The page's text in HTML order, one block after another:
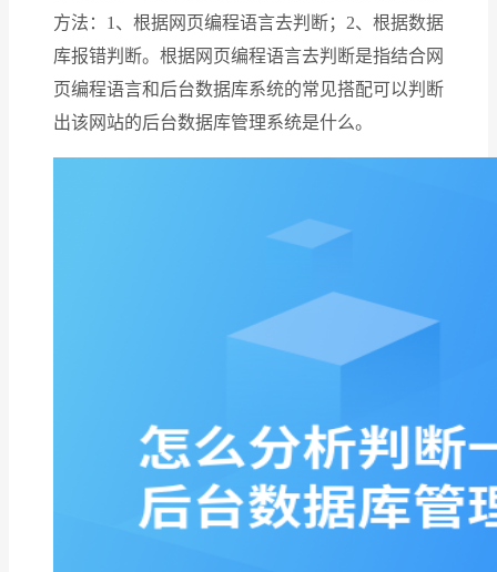
方法：1、根据网页编程语言去判断；2、根据数据
库报错判断。根据网页编程语言去判断是指结合网
页编程语言和后台数据库系统的常见搭配可以判断
出该网站的后台数据库管理系统是什么。